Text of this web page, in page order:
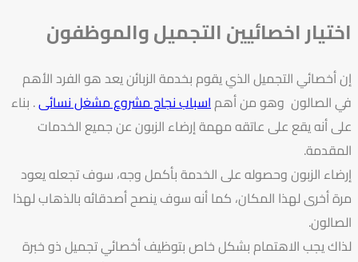
اختيار اخصائيين التجميل والموظفون
إن أخصائي التجميل الذي يقوم بخدمة الزبائن يعد هو الفرد الأهم
في الصالون وهو من أهماسباب نجاح مشروع مشغل نسائى. بناء
على أنه يقع على عاتقه مهمة إرضاء الزبون عن جميع الخدمات
المقدمة.
إرضاء الزبون وحصوله على الخدمة بأكمل وجه، سوف تجعله يعود
مرة أخرى لهذا المكان، كما أنه سوف ينصح أصدقائه بالذهاب لهذا
الصالون.
لذاك يجب الاهتمام بشكل خاص بتوظيف أخصائي تجميل ذو خبرة